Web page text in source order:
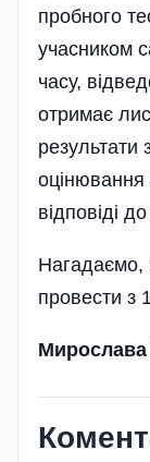
пробного
учасником
часу,
отримає
результати
оцінювання
відповіді
Нагадаємо,
провести з
Мирослава